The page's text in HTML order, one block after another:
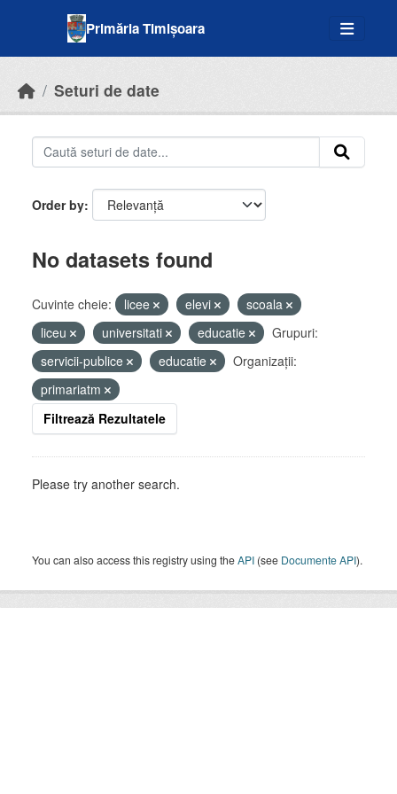
Primăria Timișoara
Seturi de date
Order by
No datasets found
Cuvinte cheie: licee elevi
scoala
liceu
universitati educatie
Grupuri:
servicii-publice
educatie
Organizații:
primariatm
Filtrează Rezultatele
Please try another search.
You can also access this registry using theAPI (see Documente API).